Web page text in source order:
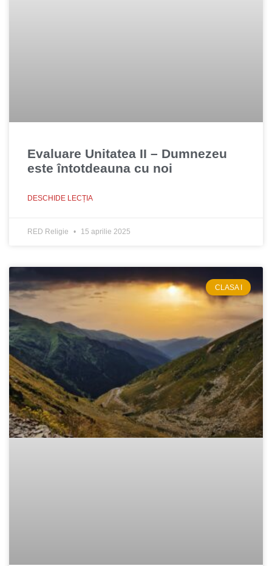
Evaluare Unitatea II – Dumnezeu
este întotdeauna cu noi
DESCHIDE LECȚIA
RED Religie 15 aprilie 2025
CLASA I